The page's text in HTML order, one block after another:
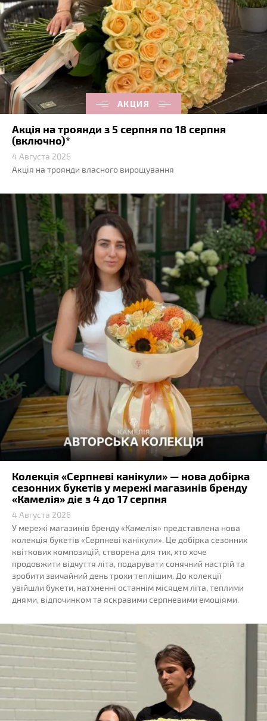
АКЦИЯ
Акція на троянди з 5 серпня по 18 серпня
(включно)*
4 Августа 2026
Акція на троянди власного вирощування
Колекція «Серпневі канікули» — нова добірка
сезонних букетів у мережі магазинів бренду
«Камелія» діє з 4 до 17 серпня
4 Августа 2026
У мережі магазинів бренду «Камелія» представлена нова
колекція букетів «Серпневі канікули». Це добірка сезонних
квіткових композицій, створена для тих, хто хоче
продовжити відчуття літа, подарувати сонячний настрій та
зробити звичайний день трохи теплішим. До колекції
увійшли букети, натхненні останнім місяцем літа, теплими
днями, відпочинком та яскравими серпневими емоціями.